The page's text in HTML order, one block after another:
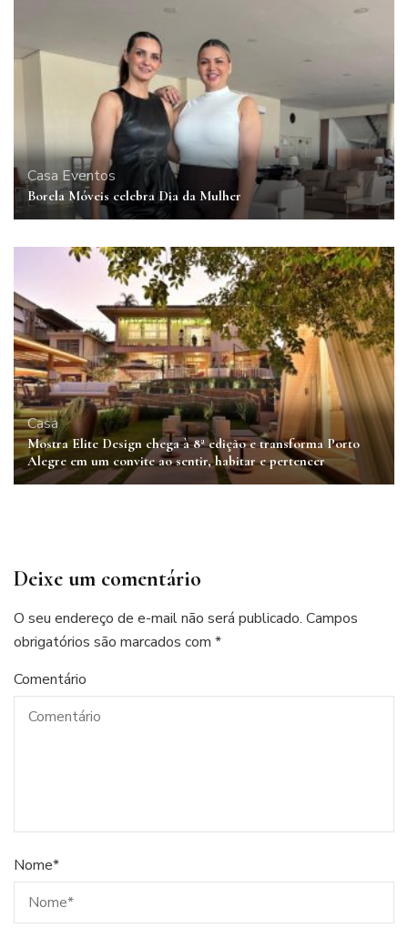
CasaEventos
Borela Móveis celebra Dia da Mulher
Casa
Mostra Elite Design chega à 8ª edição e transforma Porto
Alegre em um convite ao sentir, habitar e pertencer
Deixe um comentário
O seu endereço de e-mail não será publicado. Campos
obrigatórios são marcados com *
Comentário
Nome*